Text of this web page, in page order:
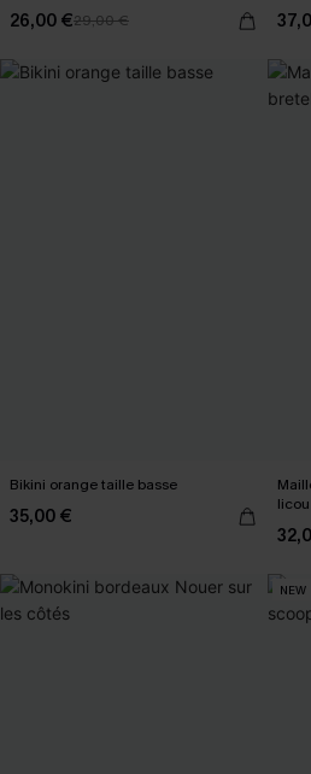
26,00 €29,00 €
Bikini orange taille basse
35,00 €
licou
NEW